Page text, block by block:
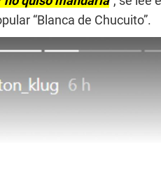
“Blanca de Chucuito”.